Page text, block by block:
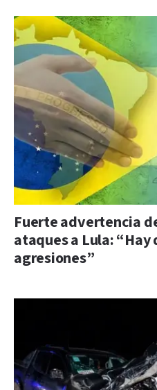
Fuerte advertencia
ataques a Lula: “Hay
agresiones”